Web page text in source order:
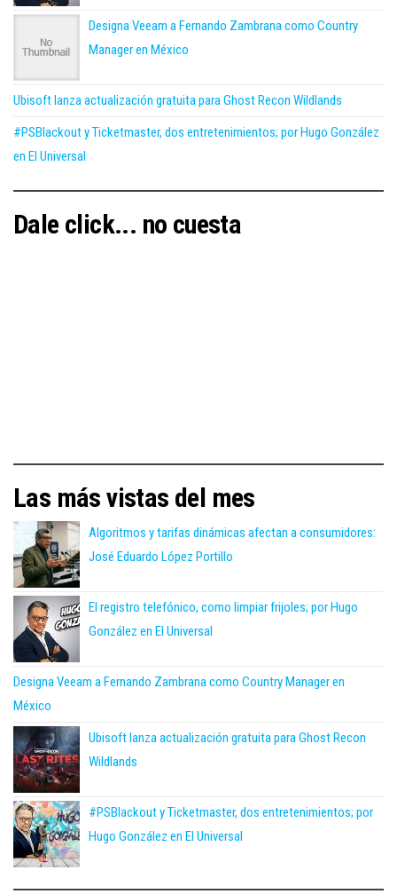
Designa Veeam a Fernando Zambrana como Country
Manager en México
Ubisoft lanza actualización gratuita para Ghost Recon Wildlands
#PSBlackout y Ticketmaster, dos entretenimientos; por Hugo González
en El Universal
Dale click... no cuesta
Las más vistas del mes
Algoritmos y tarifas dinámicas afectan a consumidores:
José Eduardo López Portillo
El registro telefónico, como limpiar frijoles; por Hugo
González en El Universal
Designa Veeam a Fernando Zambrana como Country Manager en
México
Ubisoft lanza actualización gratuita para Ghost Recon
Wildlands
#PSBlackout y Ticketmaster, dos entretenimientos; por
Hugo González en El Universal